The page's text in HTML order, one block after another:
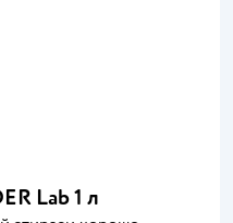
Lab 1 л